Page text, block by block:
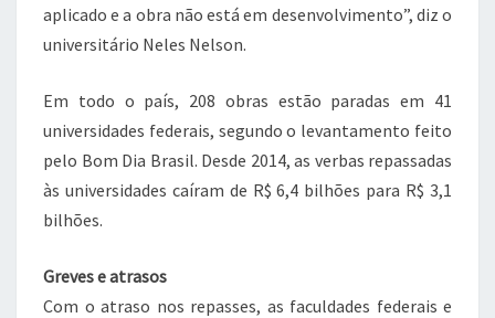
aplicado e a obra não está em desenvolvimento”, diz o
universitário Neles Nelson.
Em todo o país, 208 obras estão paradas em 41
universidades federais, segundo o levantamento feito
pelo Bom Dia Brasil. Desde 2014, as verbas repassadas
às universidades caíram de R$ 6,4 bilhões para R$ 3,1
bilhões.
Greves e atrasos
Com o atraso nos repasses, as faculdades federais e